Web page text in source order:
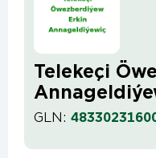
Telekeçi
GLN: